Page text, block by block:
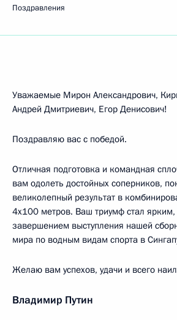
Поздравления
Уважаемые Мирон Александрович,
Андрей Дмитриевич, Егор Денисович!
Поздравляю вас с победой.
Отличная подготовка и командная
вам одолеть достойных соперников,
великолепный результат в
4x100 метров. Ваш триумф стал
завершением выступления нашей
мира по водным видам спорта в
Желаю вам успехов, удачи и всего
Владимир Путин